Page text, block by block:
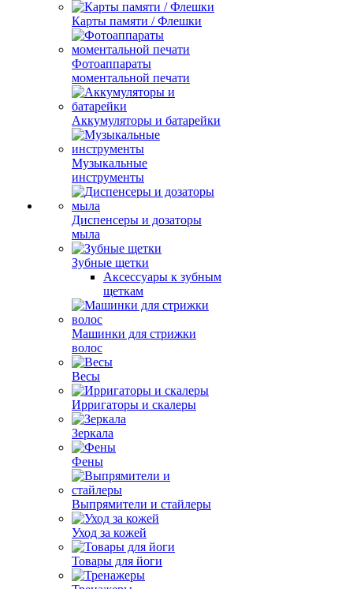
Карты памяти / Флешки
Фотоаппараты
моментальной печати
Аккумуляторы и батарейки
Музыкальные
инструменты
Диспенсеры и дозаторы
мыла
Зубные щетки
Аксессуары к зубным
щеткам
Машинки для стрижки
волос
Весы
Ирригаторы и скалеры
Зеркала
Фены
Выпрямители и стайлеры
Уход за кожей
Товары для йоги